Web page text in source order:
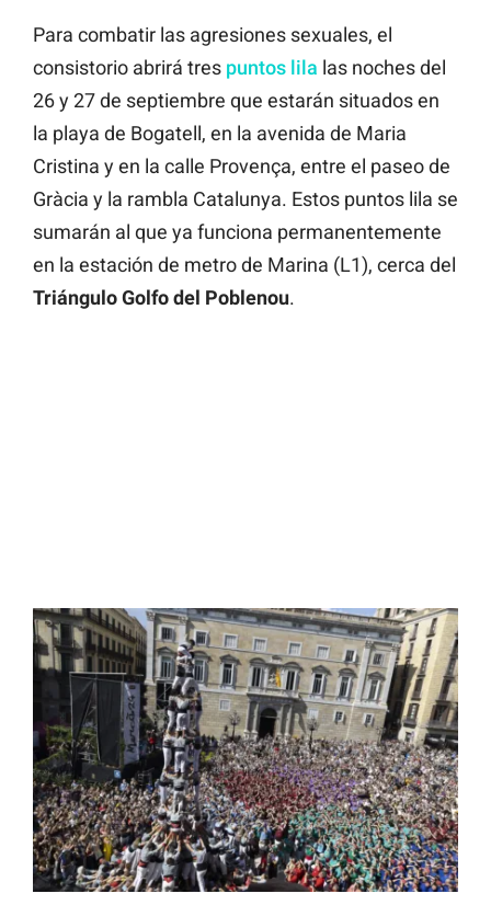
Para combatir las agresiones sexuales, el
consistorio abrirá tres puntos lila las noches del
26 y 27 de septiembre que estarán situados en
la playa de Bogatell, en la avenida de Maria
Cristina y en la calle Provença, entre el paseo de
Gràcia y la rambla Catalunya. Estos puntos lila se
sumarán al que ya funciona permanentemente
en la estación de metro de Marina (L1), cerca del
Triángulo Golfo del Poblenou.